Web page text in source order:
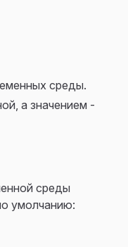
среды.
а значением -
среды
умолчанию: